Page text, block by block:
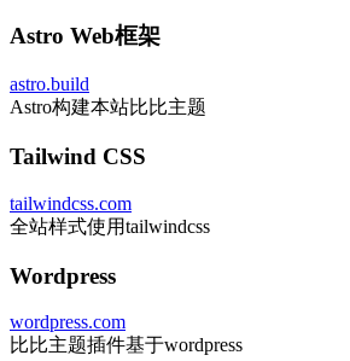
Astro Web框架
astro.build
Astro构建本站比比主题
Tailwind CSS
tailwindcss.com
全站样式使用tailwindcss
Wordpress
wordpress.com
比比主题插件基于wordpress